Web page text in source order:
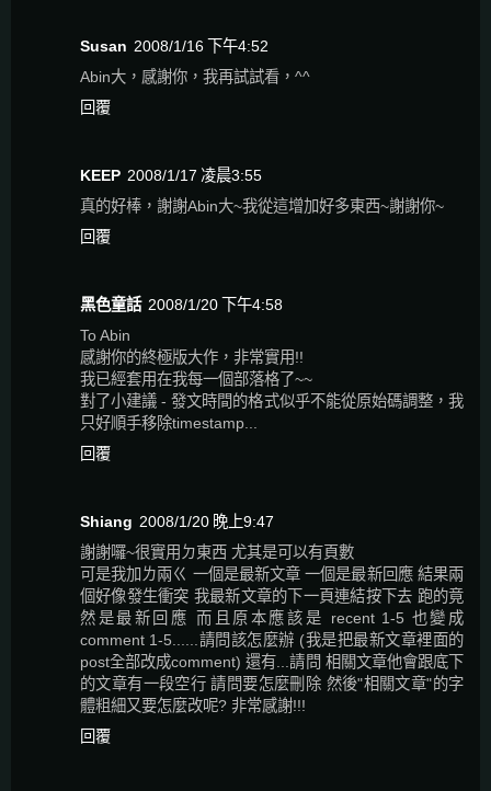
Susan 2008/1/16 下午4:52
Abin大，感謝你，我再試試看，^^
回覆
KEEP 2008/1/17 凌晨3:55
真的好棒，謝謝Abin大~我從這增加好多東西~謝謝你~
回覆
黑色童話 2008/1/20 下午4:58
To Abin
感謝你的終極版大作，非常實用!!
我已經套用在我每一個部落格了~~
對了小建議 - 發文時間的格式似乎不能從原始碼調整，我
只好順手移除timestamp...
回覆
Shiang 2008/1/20 晚上9:47
謝謝囉~很實用ㄉ東西 尤其是可以有頁數
可是我加ㄌ兩ㄍ 一個是最新文章 一個是最新回應 結果兩
個好像發生衝突 我最新文章的下一頁連結按下去 跑的竟
然是最新回應 而且原本應該是 recent 1-5 也變成
comment 1-5......請問該怎麼辦 (我是把最新文章裡面的
post全部改成comment) 還有...請問 相關文章他會跟底下
的文章有一段空行 請問要怎麼刪除 然後"相關文章"的字
體粗細又要怎麼改呢? 非常感謝!!!
回覆